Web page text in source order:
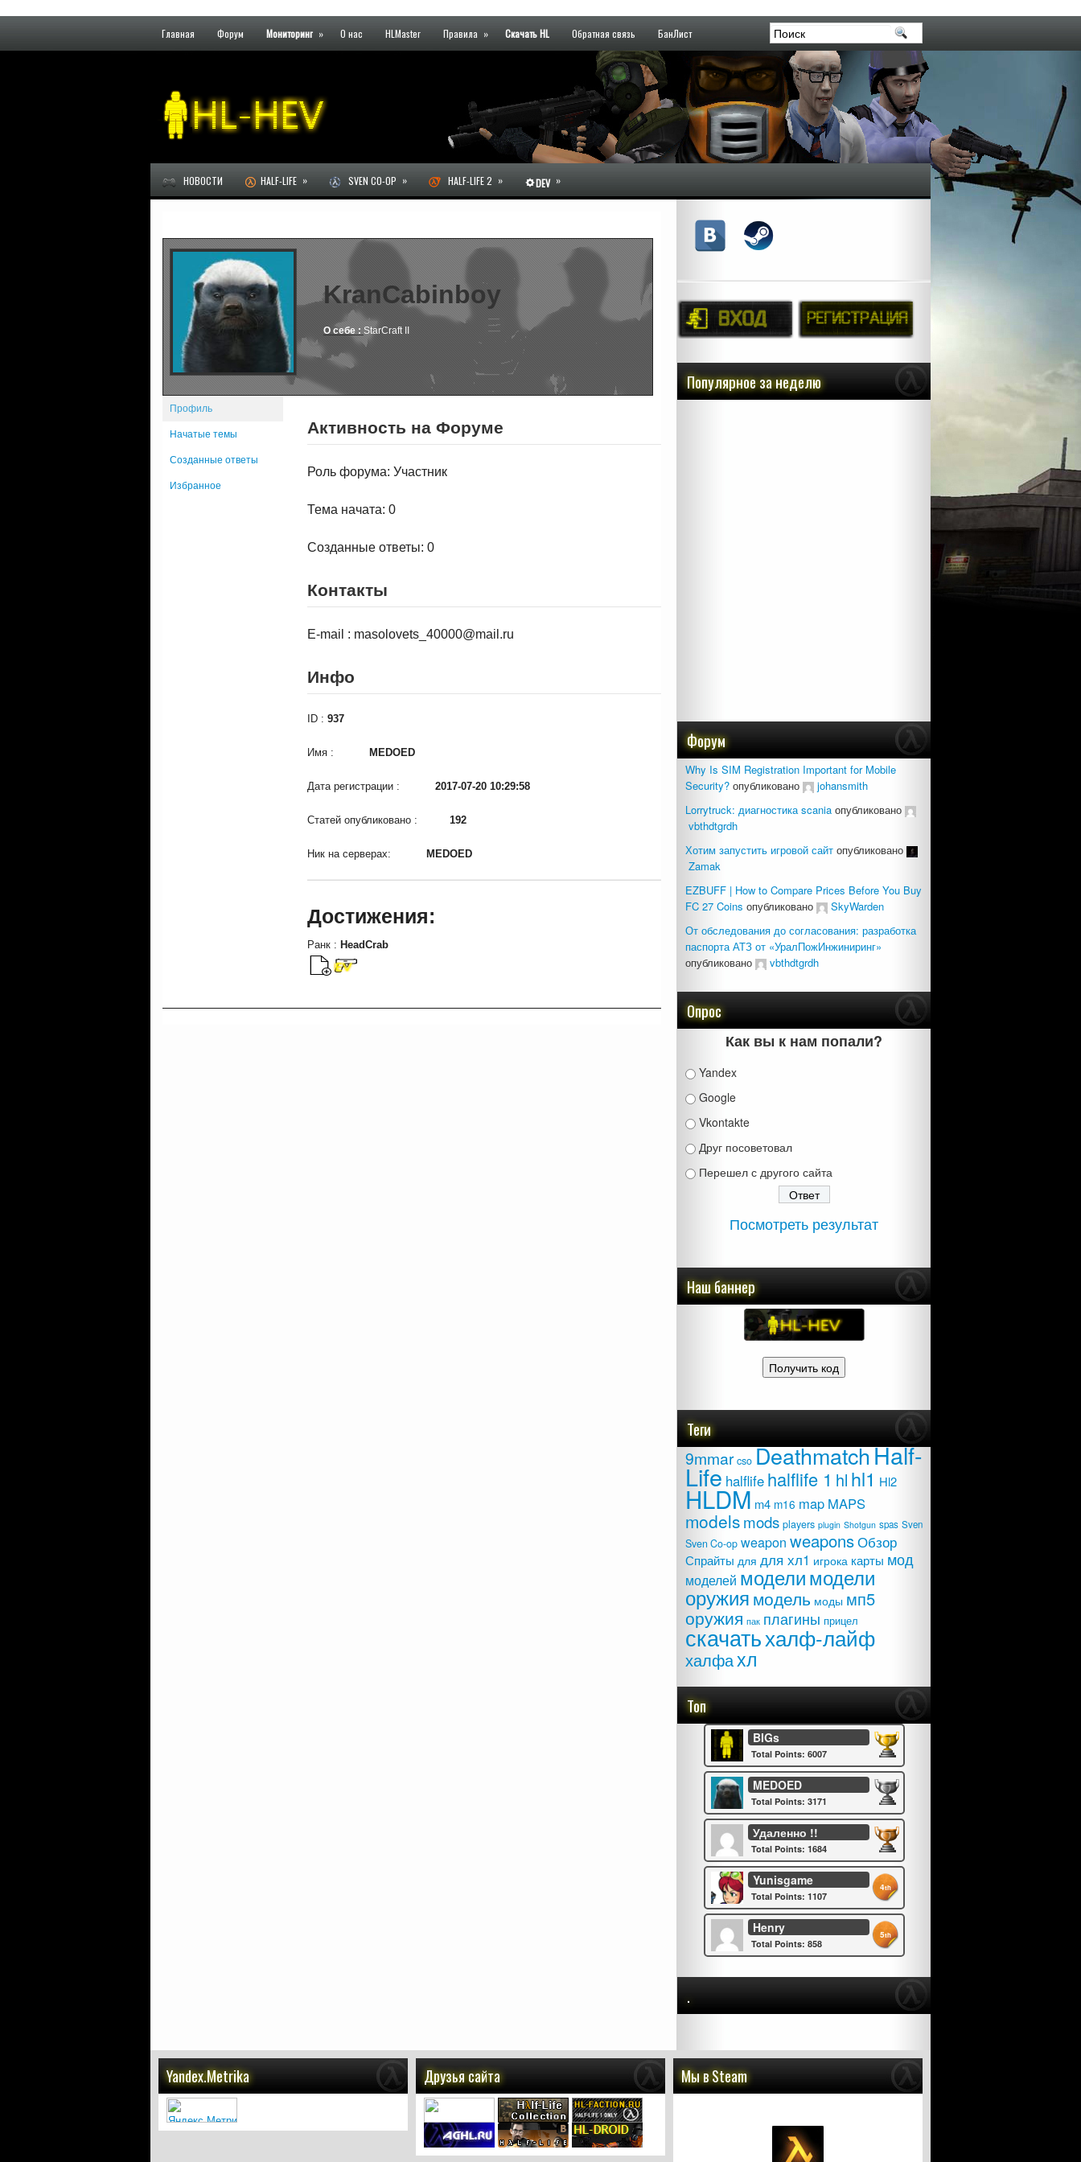
Главная Форум Мониторинг » О нас HLMaster Правила » Скачать HL Обратная связь БанЛист
НОВОСТИ HALF-LIFE » SVEN CO-OP » HALF-LIFE 2 » DEV »
KranCabinboy
О себе : StarCraft II
Профиль
Начатые темы
Созданные ответы
Избранное
Активность на Форуме
Роль форума: Участник
Тема начата: 0
Созданные ответы: 0
Контакты
E-mail : masolovets_40000@mail.ru
Инфо
ID : 937
Имя : MEDOED
Дата регистрации : 2017-07-20 10:29:58
Статей опубликовано : 192
Ник на серверах: MEDOED
Достижения:
Ранк : HeadCrab
Популярное за неделю
Форум
Why Is SIM Registration Important for Mobile
Security? опубликовано
johansmith
Lorrytruck: диагностика scania опубликовано
vbthdtgrdh
Хотим запустить игровой сайт опубликовано
Zamak
EZBUFF | How to Compare Prices Before You Buy
FC 27 Coins опубликовано
SkyWarden
От обследования до согласования: разработка
паспорта АТЗ от «УралПожИнжиниринг»
опубликовано
vbthdtgrdh
Опрос
Как вы к нам попали?
Yandex
Google
Vkontakte
Друг посоветовал
Перешел с другого сайта
Посмотреть результат
Наш баннер
Теги
9mmar cso DeathmatchHalf-
Life halflife halflife 1 hl hl1 Hl2
HLDM m4 m16 map MAPS
modelsmods players plugin Shotgun spas Sven
Sven Co-op weapon weaponsОбзор
Спрайты для для хл1 игрока карты мод
моделей моделимодели
оружиямодель моды мп5
оружия пак плагины прицел
скачатьхалф-лайф
халфахл
Топ
BIGs
Total Points: 6007
MEDOED
Total Points: 3171
Удаленно !!
Total Points: 1684
Yunisgame
Total Points: 1107
4th
Henry
Total Points: 858
5th
.
Yandex.Metrika Друзья сайта Мы в Steam